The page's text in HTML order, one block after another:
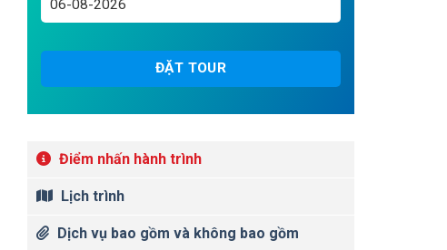
tàu chạy đến 350 km/giờ, trên đường quý khách vừa
của đất nước TQ từ đường sắt cao tốc trên cao
ĐẶT TOUR
Điểm nhấn hành trình
Lịch trình
Dịch vụ bao gồm và không bao gồm